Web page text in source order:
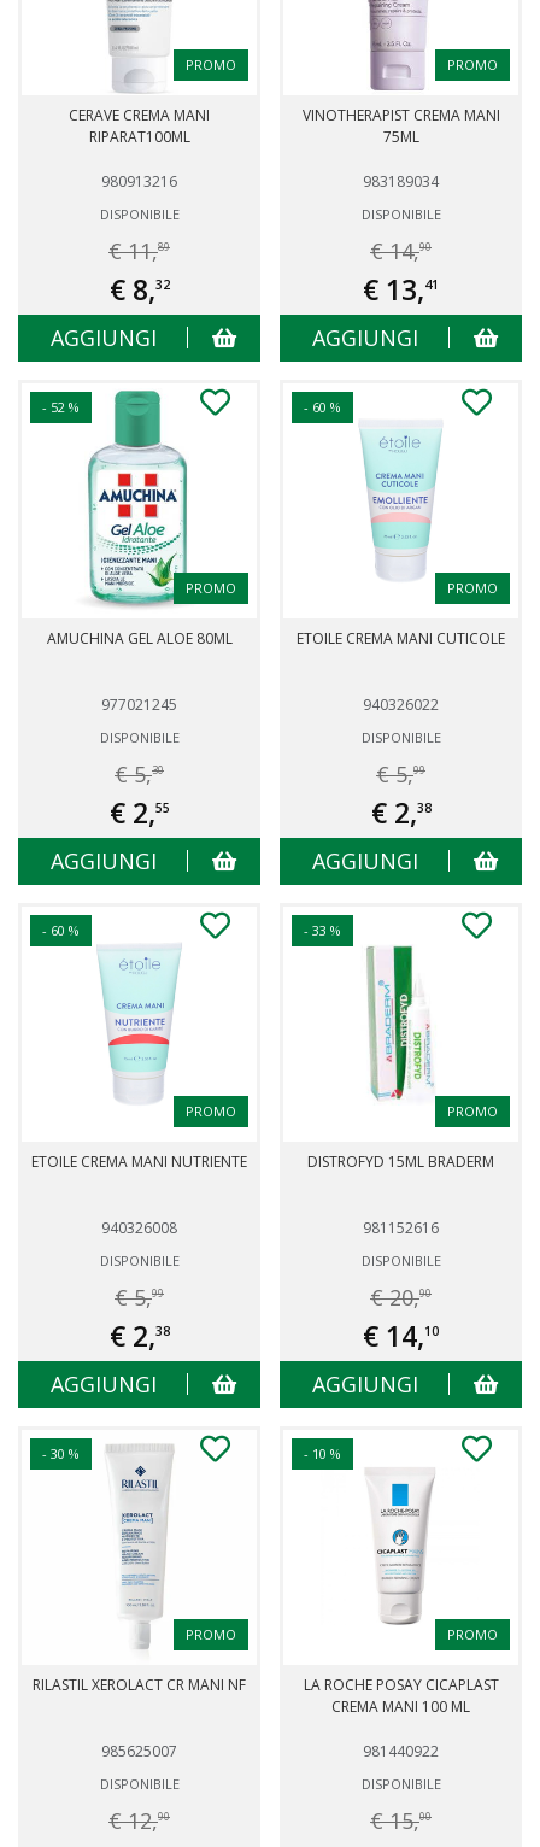
PROMO
CERAVE CREMA MANI
RIPARAT100ML
980913216
DISPONIBILE
€ 11,89
€ 8,32
AGGIUNGI
PROMO
VINOTHERAPIST CREMA MANI
75ML
983189034
DISPONIBILE
€ 14,90
€ 13,41
AGGIUNGI
- 52 %
PROMO
AMUCHINA GEL ALOE 80ML
977021245
DISPONIBILE
€ 5,30
€ 2,55
AGGIUNGI
- 60 %
PROMO
ETOILE CREMA MANI CUTICOLE
940326022
DISPONIBILE
€ 5,99
€ 2,38
AGGIUNGI
- 60 %
PROMO
ETOILE CREMA MANI NUTRIENTE
940326008
DISPONIBILE
€ 5,99
€ 2,38
AGGIUNGI
- 33 %
PROMO
DISTROFYD 15ML BRADERM
981152616
DISPONIBILE
€ 20,90
€ 14,10
AGGIUNGI
- 30 %
PROMO
RILASTIL XEROLACT CR MANI NF
985625007
DISPONIBILE
€ 12,90
- 10 %
PROMO
LA ROCHE POSAY CICAPLAST
CREMA MANI 100 ML
981440922
DISPONIBILE
€ 15,00